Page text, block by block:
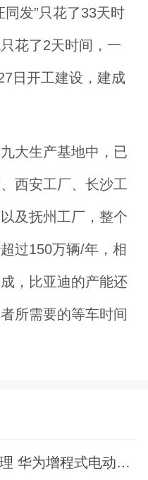
发”只花了33天时
花了2天时间，一
日开工建设，建成
大生产基地中，已
西安工厂、长沙工
及抚州工厂，整个
过150万辆/年，相
，比亚迪的产能还
所需要的等车时间
程式电动汽车优缺点